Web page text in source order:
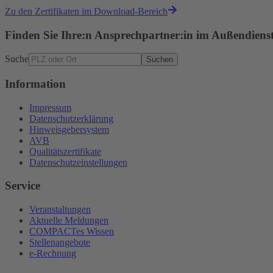
Zu den Zertifikaten im Download-Bereich
Finden Sie Ihre:n Ansprechpartner:in im
Suche Suchen
Information
Impressum
Datenschutzerklärung
Hinweisgebersystem
AVB
Qualitätszertifikate
Datenschutzeinstellungen
Service
Veranstaltungen
Aktuelle Meldungen
COMPACTes Wissen
Stellenangebote
e-Rechnung